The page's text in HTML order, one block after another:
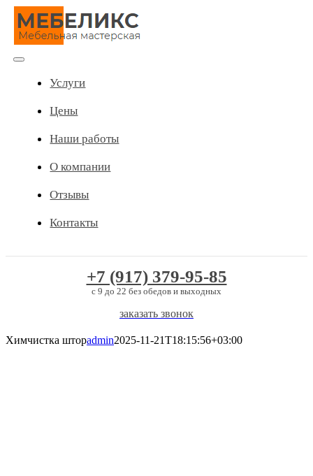
Skip
content
Navigation
Услуги
Цены
Наши работы
О компании
Отзывы
Контакты
+7 (917) 379-95-85
c 9 до 22 без обедов и выходных
заказать звонок
Химчистка шторadmin2025-11-21T18:15:56+03:00